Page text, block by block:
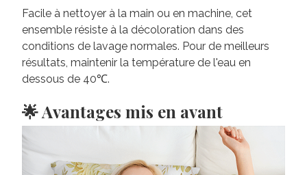
Facile à nettoyer à la main ou en machine, cet
ensemble résiste à la décoloration dans des
conditions de lavage normales. Pour de meilleurs
résultats, maintenir la température de l'eau en
dessous de 40℃.
🌟 Avantages mis en avant